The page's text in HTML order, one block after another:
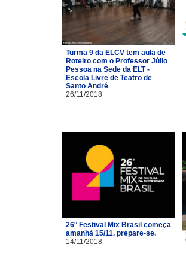
Turma 9 da ELCV tem aula de
Roteiro com o Professor Júlio
Pessoa na Sede da ELT -
Escola Livre de Teatro de
Santo André
26/11/2018
26° Festival Mix Brasil começa
amanhã 15/11, prepare-se.
14/11/2018